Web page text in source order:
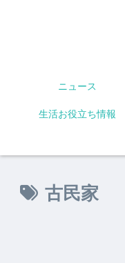
ニュース
生活お役立ち情報
古民家